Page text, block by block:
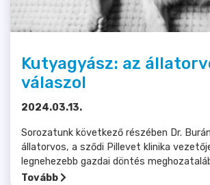
Kutyagyász: az
válaszol
2024.03.13.
Sorozatunk következő részében Dr.
állatorvos, a sződi Pillevet klinika
legnehezebb gazdai döntés
Tovább